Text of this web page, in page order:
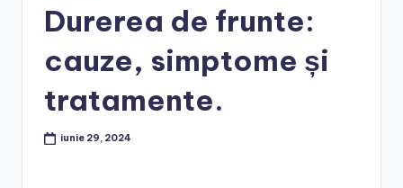
Durerea de frunte:
cauze, simptome și
tratamente.
iunie 29, 2024